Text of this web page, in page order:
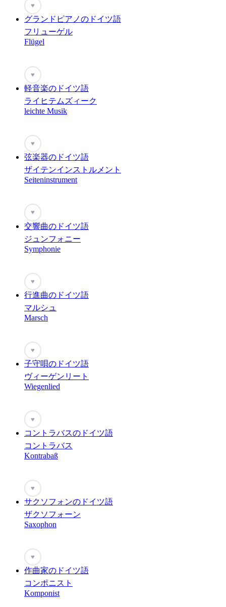
♥
グランドピアノのドイツ語
フリューゲル
Flügel
♥
軽音楽のドイツ語
ライヒテムズィーク
leichte Musik
♥
弦楽器のドイツ語
ザイテンインストルメント
Seiteninstrument
♥
交響曲のドイツ語
ジュンフォニー
Symphonie
♥
行進曲のドイツ語
マルシュ
Marsch
♥
子守唄のドイツ語
ヴィーゲンリート
Wiegenlied
♥
コントラバスのドイツ語
コントラバス
Kontrabaß
♥
サクソフォンのドイツ語
ザクソフォーン
Saxophon
♥
作曲家のドイツ語
コンポニスト
Komponist